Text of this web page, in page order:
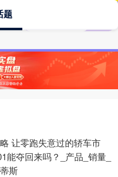
题
让零跑失意过的轿车市
能夺回来吗？_产品_销量_
斯